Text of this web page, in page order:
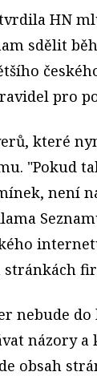
HN
sdělit
pro
které
"Pokud
není
stránkách
nebude do
názory a
obsah